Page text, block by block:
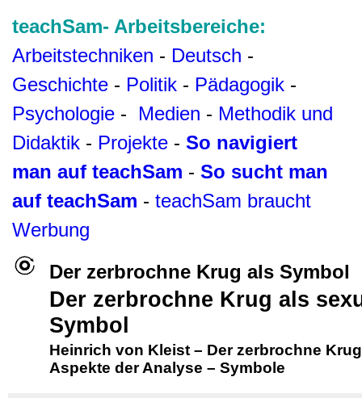
teachSam- Arbeitsbereiche:
Arbeitstechniken - Deutsch -
Geschichte - Politik - Pädagogik -
Psychologie - Medien - Methodik und
Didaktik - Projekte - So navigiert
man auf teachSam - So sucht man
auf teachSam - teachSam braucht
Werbung
Der zerbrochne Krug als Symbol
Der zerbrochne Krug als
Symbol
Heinrich von Kleist – Der zerbrochne Krug
Aspekte der Analyse – Symbole